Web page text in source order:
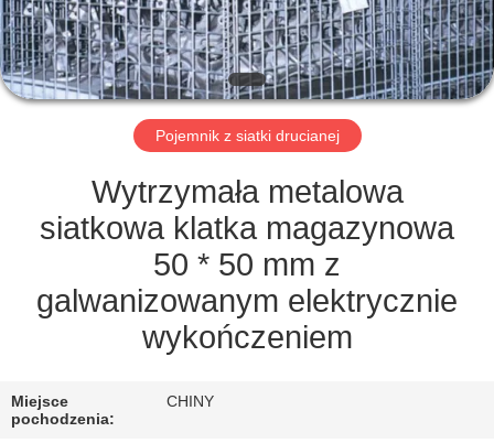
KONTROLA
JAKOŚCI
SKONTAKTUJ
NAMI
POPROSIĆ
SITEMAP
Pojemnik z siatki drucianej
Wytrzymała metalowa
siatkowa klatka magazynowa
50 * 50 mm z
galwanizowanym elektrycznie
wykończeniem
Miejsce
pochodzenia:
CHINY